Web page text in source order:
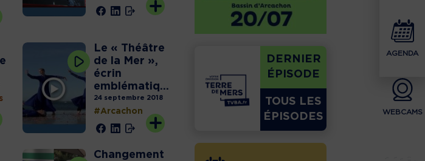
AGENDA
WEBCAMS
Le « Théâtre
de la Mer »,
écrin
emblématiq...
24 septembre 2018
#Arcachon
Changement
DERNIER
ÉPISODE
TOUS LES
ÉPISODES